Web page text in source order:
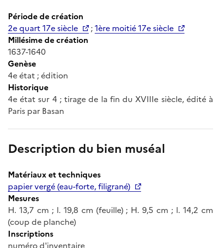
Période de création
2e quart 17e siècle
;1ère moitié 17e siècle
Millésime de création
1637-1640
Genèse
4e état ; édition
Historique
4e état sur 4 ; tirage de la fin du XVIIIe siècle, édité à
Paris par Basan
Description du bien muséal
Matériaux et techniques
papier vergé (eau-forte, filigrané)
Mesures
H. 13,7 cm ; l. 19,8 cm (feuille) ; H. 9,5 cm ; l. 14,2 cm
(coup de planche)
Inscriptions
numéro d'inventaire